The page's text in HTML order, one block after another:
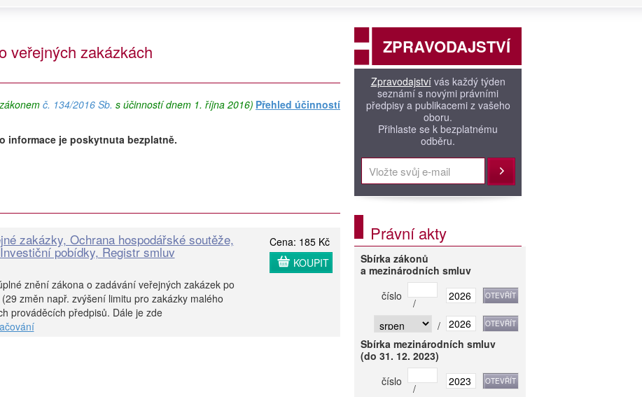
veřejných zakázkách
Přehled účinností
č. 134/2016 Sb. s účinností dnem 1. října 2016)
informace je poskytnuta bezplatně.
zakázky, Ochrana hospodářské soutěže,
pobídky, Registr smluv
znění zákona o zadávání veřejných zakázek po
změn např. zvýšení limitu pro zakázky malého
prováděcích předpisů. Dále je zde
Cena: 185 Kč
KOUPIT
ZPRAVODAJSTVÍ
Zpravodajstvívás každý týden
seznámí s novými právními
předpisy a publikacemi z vašeho
oboru.
Přihlaste se k bezplatnému
odběru.
Přihlásit
Právní akty
Sbírka zákonů
a mezinárodních smluv
číslo
/
/
Sbírka mezinárodních smluv
(do 31. 12. 2023)
číslo
/